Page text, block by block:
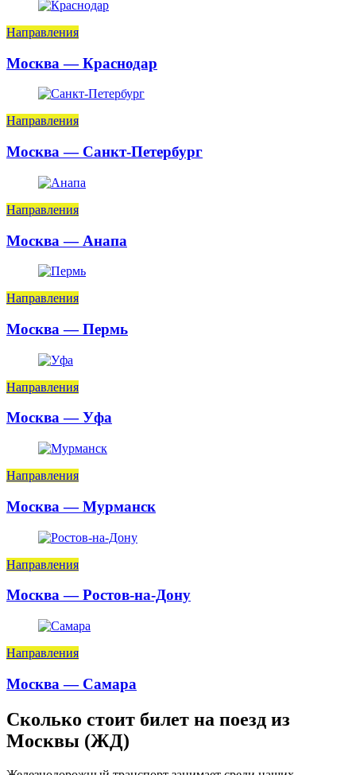
Направления
Москва — Краснодар
Направления
Москва — Санкт-Петербург
Направления
Москва — Анапа
Направления
Москва — Пермь
Направления
Москва — Уфа
Направления
Москва — Мурманск
Направления
Москва — Ростов-на-Дону
Направления
Москва — Самара
Сколько стоит билет на поезд из
Москвы (ЖД)